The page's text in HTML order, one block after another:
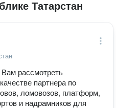
Татарстан
рассмотреть
партнера по
ломовозов, платформ,
и надрамников для